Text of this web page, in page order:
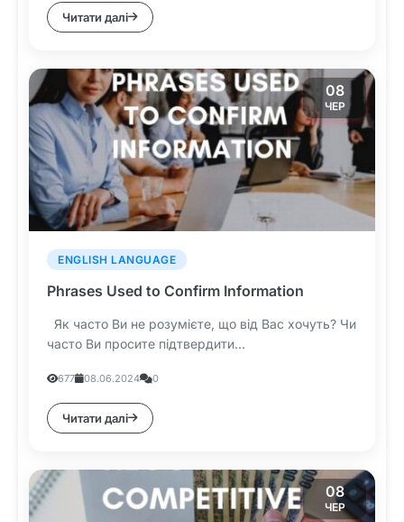
Читати далі
08
ЧЕР
ENGLISH LANGUAGE
Phrases Used to Confirm Information
Як часто Ви не розумієте, що від Вас хочуть? Чи
часто Ви просите підтвердити...
677 08.06.2024 0
Читати далі
08
ЧЕР